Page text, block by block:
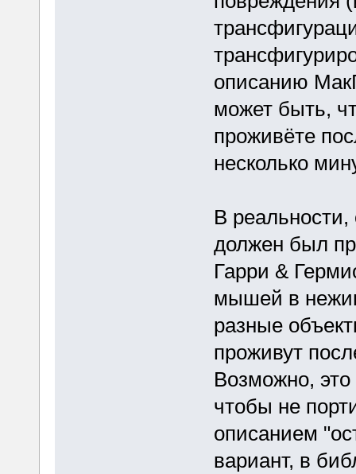
описанию
может быть,
проживёте
несколько
В реальности,
должен был
Гарри &
мышей в
разные
проживут
Возможно,
чтобы не
описанием
вариант, в